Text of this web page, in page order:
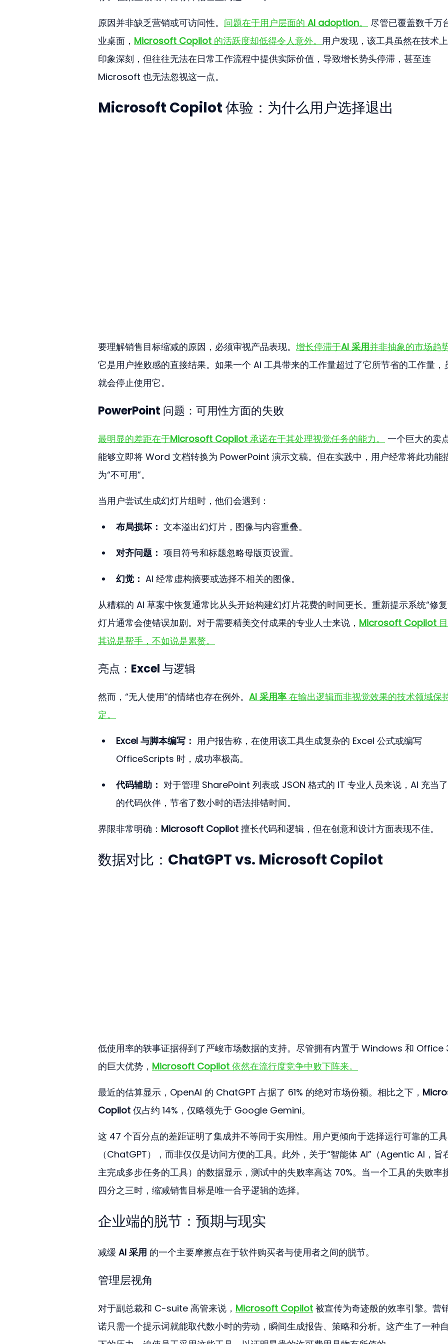
原因并非缺乏营销或可访问性。 问题在于用户层面的 AI adoption。
尽管已覆盖数千万
业桌面， Microsoft Copilot 的活跃度却低得令人意外。 用户发现，该工具虽然在技术
印象深刻，但往往无法在日常工作流程中提供实际价值，导致增长势头停滞，甚至连
Microsoft 也无法忽视这一点。
Microsoft Copilot 体验：为什么用户选择退出
要理解销售目标缩减的原因，必须审视产品表现。 增长停滞于AI 采用并非抽象的市场趋
它是用户挫败感的直接结果。如果一个 AI 工具带来的工作量超过了它所节省的工作量，
就会停止使用它。
PowerPoint 问题：可用性方面的失败
最明显的差距在于Microsoft Copilot 承诺在于其处理视觉任务的能力。
一个巨大的卖
能够立即将 Word 文档转换为 PowerPoint 演示文稿。但在实践中，用户经常将此功能
为“不可用”。
当用户尝试生成幻灯片组时，他们会遇到：
布局损坏： 文本溢出幻灯片，图像与内容重叠。
对齐问题： 项目符号和标题忽略母版页设置。
幻觉： AI 经常虚构摘要或选择不相关的图像。
从糟糕的 AI 草案中恢复通常比从头开始构建幻灯片花费的时间更长。重新提示系统“修复
灯片通常会使错误加剧。对于需要精美交付成果的专业人士来说， Microsoft Copilot
其说是帮手，不如说是累赘。
亮点：Excel 与逻辑
然而，“无人使用”的情绪也存在例外。 AI 采用率 在输出逻辑而非视觉效果的技术领域保
定。
Excel 与脚本编写： 用户报告称，在使用该工具生成复杂的 Excel 公式或编写
OfficeScripts 时，成功率极高。
代码辅助： 对于管理 SharePoint 列表或 JSON 格式的 IT 专业人员来说，AI 充当
的代码伙伴，节省了数小时的语法排错时间。
界限非常明确： Microsoft Copilot 擅长代码和逻辑，但在创意和设计方面表现不佳。
数据对比：ChatGPT vs. Microsoft Copilot
低使用率的轶事证据得到了严峻市场数据的支持。尽管拥有内置于 Windows 和 Office
的巨大优势， Microsoft Copilot 依然在流行度竞争中败下阵来。
最近的估算显示，OpenAI 的 ChatGPT 占据了 61% 的绝对市场份额。相比之下，
Copilot 仅占约 14%，仅略领先于 Google Gemini。
这 47 个百分点的差距证明了集成并不等同于实用性。用户更倾向于选择运行可靠的工具
（ChatGPT），而非仅仅是访问方便的工具。此外，关于“智能体 AI”（Agentic AI，旨
主完成多步任务的工具）的数据显示，测试中的失败率高达 70%。当一个工具的失败率
四分之三时，缩减销售目标是唯一合乎逻辑的选择。
企业端的脱节：预期与现实
减缓 AI 采用 的一个主要摩擦点在于软件购买者与使用者之间的脱节。
管理层视角
对于副总裁和 C-suite 高管来说， Microsoft Copilot 被宣传为奇迹般的效率引擎。营
诺只需一个提示词就能取代数小时的劳动，瞬间生成报告、策略和分析。这产生了一种